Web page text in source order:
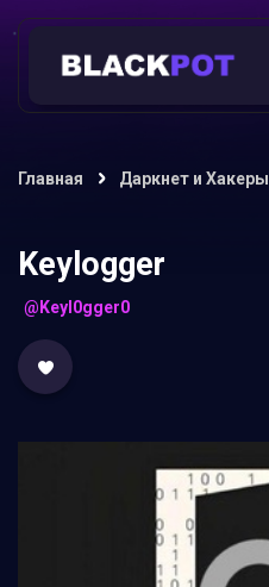
Главная Даркнет и Хакеры
Keylogger
@Keyl0gger0